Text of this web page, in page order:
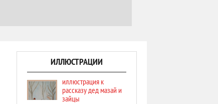
ИЛЛЮСТРАЦИИ
иллюстрация к
рассказу дед мазай и
зайцы